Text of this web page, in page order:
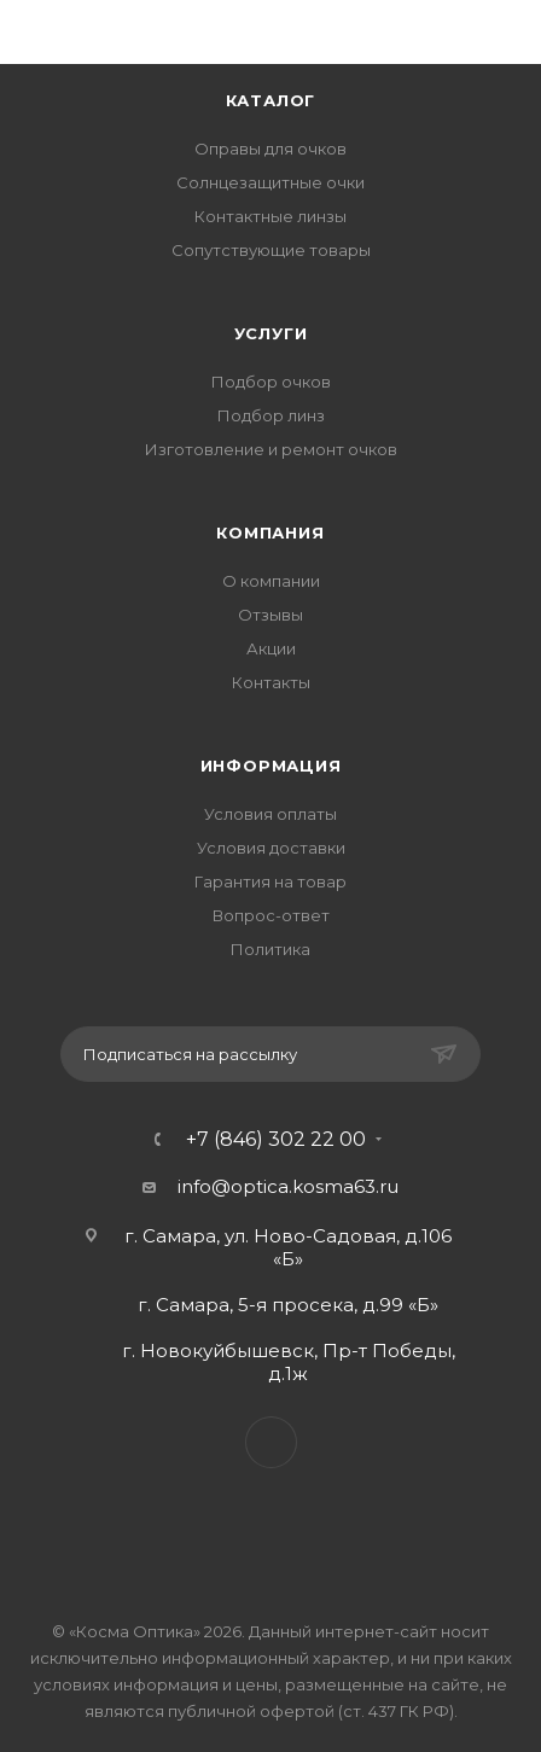
КАТАЛОГ
Оправы для очков
Солнцезащитные очки
Контактные линзы
Сопутствующие товары
УСЛУГИ
Подбор очков
Подбор линз
Изготовление и ремонт очков
КОМПАНИЯ
О компании
Отзывы
Акции
Контакты
ИНФОРМАЦИЯ
Условия оплаты
Условия доставки
Гарантия на товар
Вопрос-ответ
Политика
Подписаться на рассылку
+7 (846) 302 22 00
info@optica.kosma63.ru
г. Самара, ул. Ново-Садовая, д.106
«Б»
г. Самара, 5-я просека, д.99 «Б»
г. Новокуйбышевск, Пр-т Победы,
д.1ж
© «Косма Оптика» 2026. Данный интернет-сайт носит
исключительно информационный характер, и ни при каких
условиях информация и цены, размещенные на сайте, не
являются публичной офертой (ст. 437 ГК РФ).